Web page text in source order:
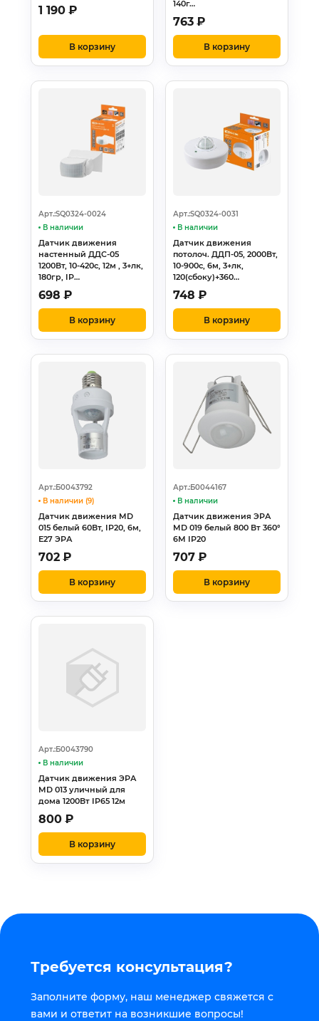
1 190 ₽
В корзину
140г…
763 ₽
В корзину
Арт.:SQ0324-0024
В наличии
Датчик движения
настенный ДДС-05
1200Вт, 10-420с, 12м , 3+лк,
180гр, IP…
698 ₽
В корзину
Арт.:SQ0324-0031
В наличии
Датчик движения
потолоч. ДДП-05, 2000Вт,
10-900с, 6м, 3+лк,
120(сбоку)+360…
748 ₽
В корзину
Арт.:Б0043792
В наличии (9)
Датчик движения MD
015 белый 60Вт, IP20, 6м,
Е27 ЭРА
702 ₽
В корзину
Арт.:Б0044167
В наличии
Датчик движения ЭРА
MD 019 белый 800 Вт 360°
6М IP20
707 ₽
В корзину
Арт.:Б0043790
В наличии
Датчик движения ЭРА
MD 013 уличный для
дома 1200Вт IP65 12м
800 ₽
В корзину
Требуется консультация?
Заполните форму, наш менеджер свяжется с
вами и ответит на возникшие вопросы!